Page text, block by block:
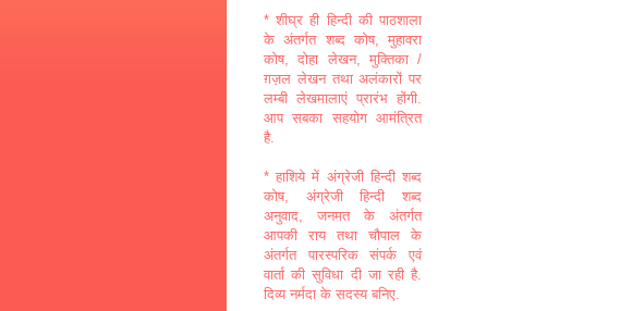
* शीघ्र ही हिन्दी की पाठशाला
के अंतर्गत शब्द कोष, मुहावरा
कोष, दोहा लेखन, मुक्तिका /
ग़ज़ल लेखन तथा अलंकारों पर
लम्बी लेखमालाएं प्रारंभ होंगी.
आप सबका सहयोग आमंत्रित
है.
* हाशिये में अंग्रेजी हिन्दी शब्द
कोष, अंग्रेजी हिन्दी शब्द
अनुवाद, जनमत के अंतर्गत
आपकी राय तथा चौपाल के
अंतर्गत पारस्परिक संपर्क एवं
वार्ता की सुविधा दी जा रही है.
दिव्य नर्मदा के सदस्य बनिए.